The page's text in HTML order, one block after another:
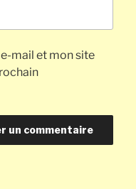
mail et mon site